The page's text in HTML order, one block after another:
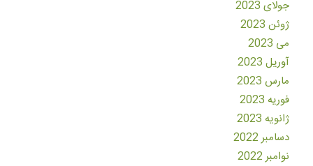
جولای 2023
ژوئن 2023
می 2023
آوریل 2023
مارس 2023
فوریه 2023
ژانویه 2023
دسامبر 2022
نوامبر 2022